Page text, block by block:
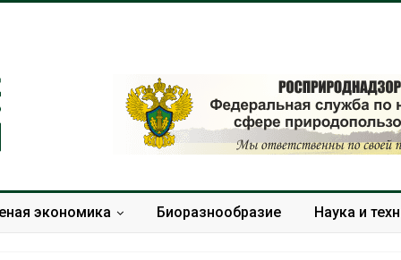
экономика Биоразнообразие Наука и